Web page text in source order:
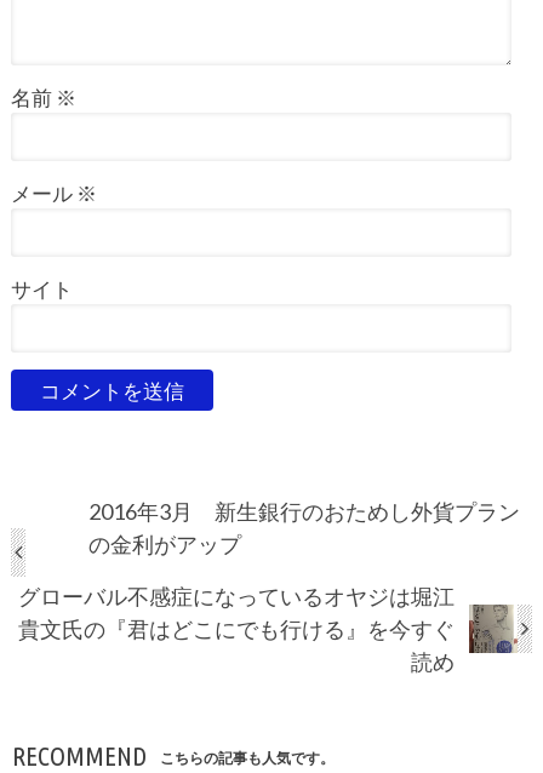
名前 ※
メール ※
サイト
2016年3月 新生銀行のおためし外貨プラン
の金利がアップ
グローバル不感症になっているオヤジは堀江
貴文氏の『君はどこにでも行ける』を今すぐ
読め
RECOMMEND こちらの記事も人気です。